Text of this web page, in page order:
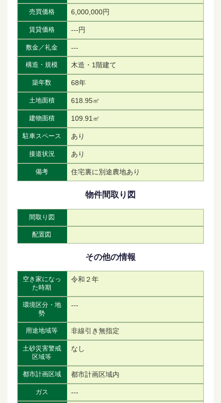
売買価格 6,000,000円
賃貸価格 ---円
敷金／礼金 ---
構造・規模 木造・1階建て
築年数 68年
土地面積 618.95㎡
建物面積 109.91㎡
駐車スペース あり
接道状況 あり
備考 住宅裏に別途農地あり
物件間取り図
間取り図
配置図
その他の情報
空き家になっ
た時期
令和２年
環境区分・地
勢
---
用途地域等 非線引き無指定
土砂災害警戒
区域等
なし
都市計画区域 都市計画区域内
ガス ---